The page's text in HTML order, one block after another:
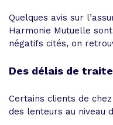
Quelques avis sur
Harmonie Mutuelle
négatifs cités, on
Des délais de
Certains clients de
des lenteurs au niveau